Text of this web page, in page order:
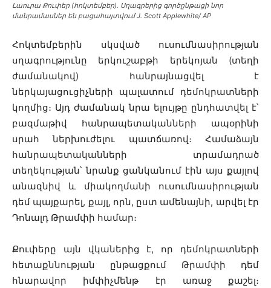
Լաուրա Քուփեր (հոկտեմբեր)․ Սղագրերից գործընթացի նոր
մանրամասներ են բացահայտվում J. Scott Applewhite/ AP
Հոկտեմբերին սկսված ուսումնասիրության
սղագրությունը երկուշաբթի երեկոյան (տեղի
ժամանակով) հանրայնացվել է
ներկայացուցիչների պալատում դեմոկրատների
կողմից։ Այդ ժամանակ նրա ելույթը ընդհատվել է՝
բազմաթիվ հանրապետականների ապօրինի
սրահ ներխուժելու պատճառով։ Համաձայն
հանրապետականների տրամադրած
տեղեկության՝ նրանք ցանկանում էին այս քայլով
անազնիվ և միակողմանի ուսումնասիրության
դեմ պայքարել, քայլ, որն, ըստ ամենայնի, արվել էր
Դոնալդ Թրամփի համար։
Քուփերը այն վկաներից է, որ դեմոկրատների
հետաքննության ընթացքում Թրամփի դեմ
հնարավոր իմփիչմենթ էր առաջ քաշել։